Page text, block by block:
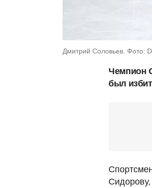
Дмитрий Соловьев. Фото:
Чемпион
был